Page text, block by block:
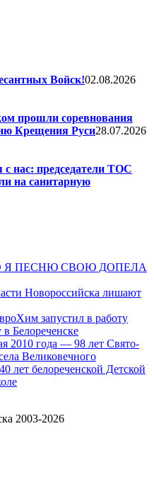
Войск!02.08.2026
прошли соревнования
Крещения Руси28.07.2026
с нас: председатели ТОС
на санитарную
Я ПЕСНЮ СВОЮ ДОПЕЛА
Новороссийска лишают
запустил в работу
Белореченске
2010 года — 98 лет Свято-
Великовечного
40 лет белореченской Детской
2003-2026